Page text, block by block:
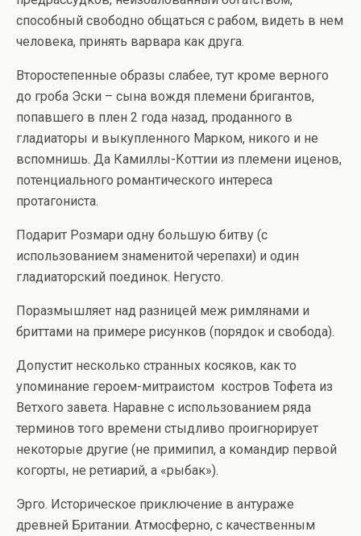
способный свободно общаться с рабом, видеть в нем
человека, принять варвара как друга.
Второстепенные образы слабее, тут кроме верного
до гроба Эски – сына вождя племени бригантов,
попавшего в плен 2 года назад, проданного в
гладиаторы и выкупленного Марком, никого и не
вспомнишь. Да Камиллы-Коттии из племени иценов,
потенциального романтического интереса
протагониста.
Подарит Розмари одну большую битву (с
использованием знаменитой черепахи) и один
гладиаторский поединок. Негусто.
Поразмышляет над разницей меж римлянами и
бриттами на примере рисунков (порядок и свобода).
Допустит несколько странных косяков, как то
упоминание героем-митраистом костров Тофета из
Ветхого завета. Наравне с использованием ряда
терминов того времени стыдливо проигнорирует
некоторые другие (не примипил, а командир первой
когорты, не ретиарий, а «рыбак»).
Эрго. Историческое приключение в антураже
древней Британии. Атмосферно, с качественным